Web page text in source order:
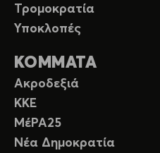
Τρομοκρατία
Υποκλοπές
ΚΟΜΜΑΤΑ
Ακροδεξιά
ΚΚΕ
ΜέΡΑ25
Νέα Δημοκρατία